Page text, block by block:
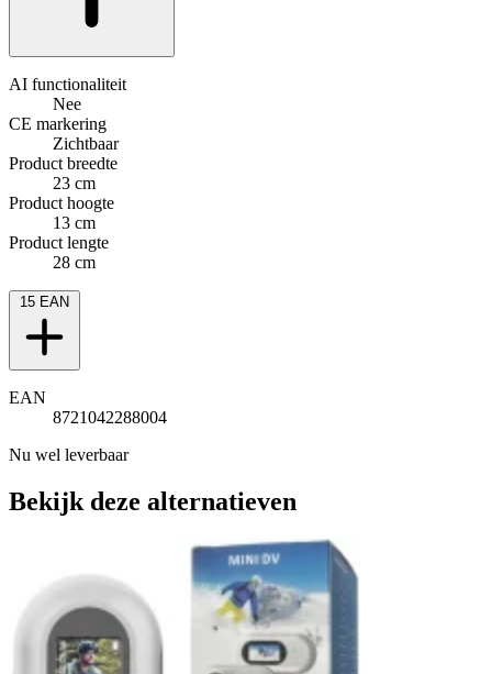
AI functionaliteit
Nee
CE markering
Zichtbaar
Product breedte
23 cm
Product hoogte
13 cm
Product lengte
28 cm
15 EAN
EAN
8721042288004
Nu wel leverbaar
Bekijk deze alternatieven